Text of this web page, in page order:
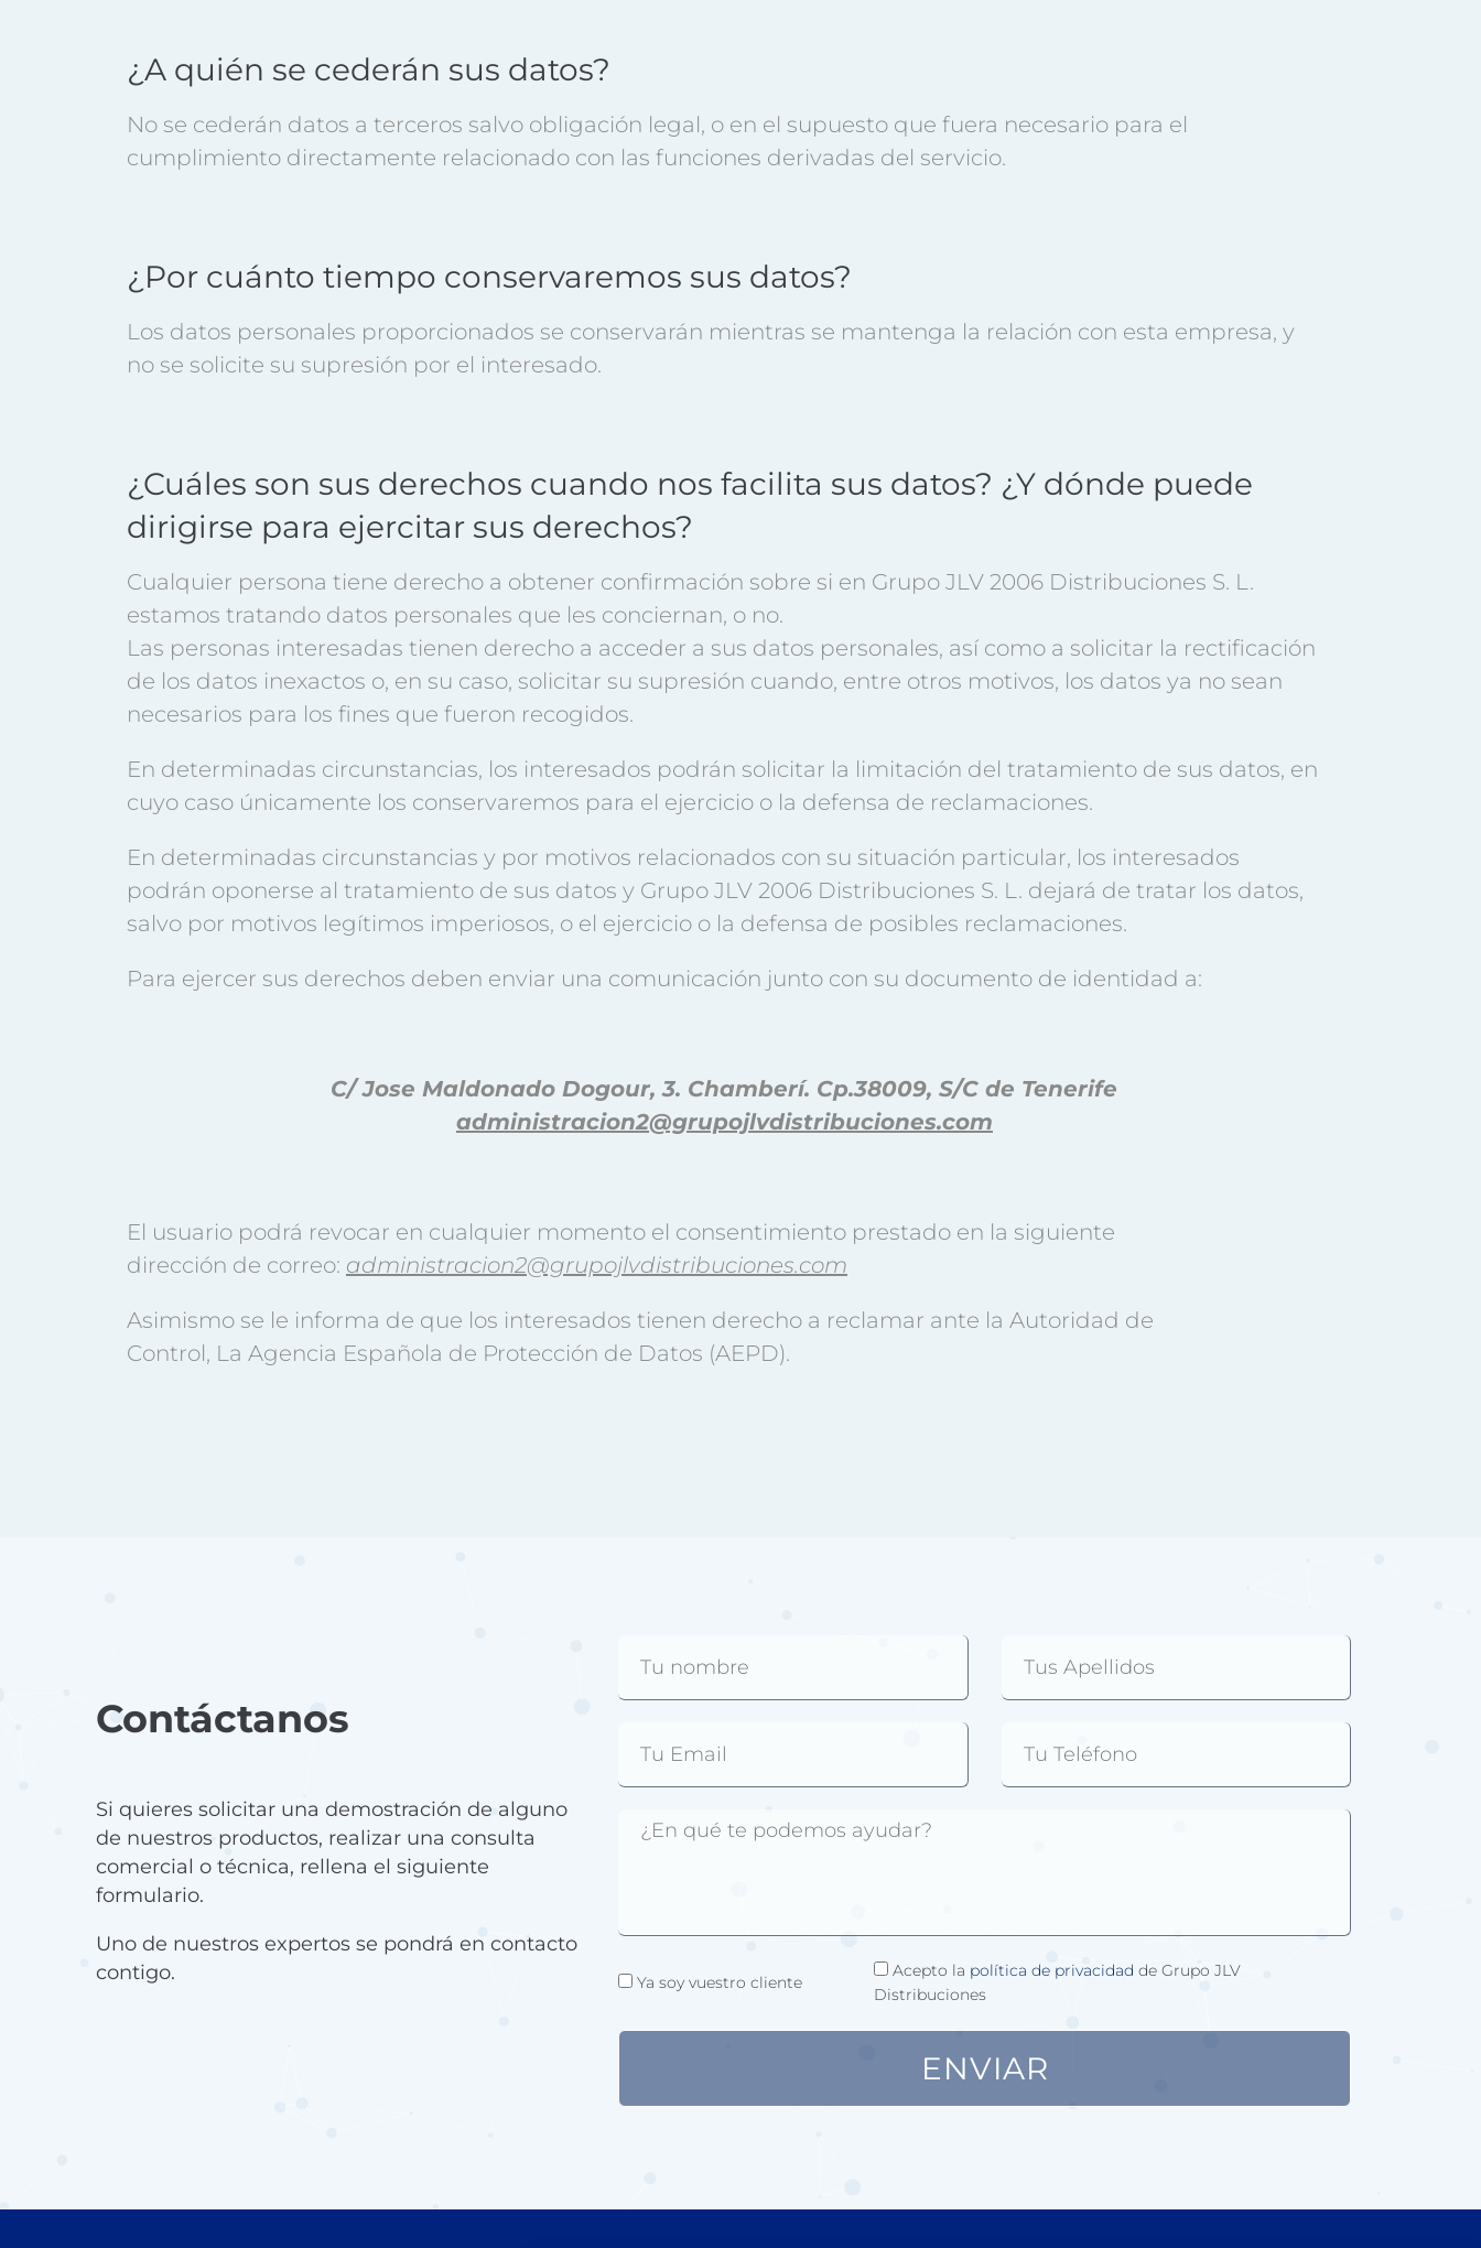
¿A quién se cederán sus datos?
No se cederán datos a terceros salvo obligación legal, o en el supuesto que fuera necesario para el
cumplimiento directamente relacionado con las funciones derivadas del servicio.
¿Por cuánto tiempo conservaremos sus datos?
Los datos personales proporcionados se conservarán mientras se mantenga la relación con esta empresa, y
no se solicite su supresión por el interesado.
¿Cuáles son sus derechos cuando nos facilita sus datos? ¿Y dónde puede
dirigirse para ejercitar sus derechos?
Cualquier persona tiene derecho a obtener confirmación sobre si en Grupo JLV 2006 Distribuciones S. L.
estamos tratando datos personales que les conciernan, o no.
Las personas interesadas tienen derecho a acceder a sus datos personales, así como a solicitar la rectificación
de los datos inexactos o, en su caso, solicitar su supresión cuando, entre otros motivos, los datos ya no sean
necesarios para los fines que fueron recogidos.
En determinadas circunstancias, los interesados podrán solicitar la limitación del tratamiento de sus datos, en
cuyo caso únicamente los conservaremos para el ejercicio o la defensa de reclamaciones.
En determinadas circunstancias y por motivos relacionados con su situación particular, los interesados
podrán oponerse al tratamiento de sus datos y Grupo JLV 2006 Distribuciones S. L. dejará de tratar los datos,
salvo por motivos legítimos imperiosos, o el ejercicio o la defensa de posibles reclamaciones.
Para ejercer sus derechos deben enviar una comunicación junto con su documento de identidad a:
C/ Jose Maldonado Dogour, 3. Chamberí. Cp.38009, S/C de Tenerife
administracion2@grupojlvdistribuciones.com
El usuario podrá revocar en cualquier momento el consentimiento prestado en la siguiente
dirección de correo: administracion2@grupojlvdistribuciones.com
Asimismo se le informa de que los interesados tienen derecho a reclamar ante la Autoridad de
Control, La Agencia Española de Protección de Datos (AEPD).
Contáctanos
Si quieres solicitar una demostración de alguno
de nuestros productos, realizar una consulta
comercial o técnica, rellena el siguiente
formulario.
Uno de nuestros expertos se pondrá en contacto
contigo.
Ya soy vuestro cliente
Acepto la política de privacidad de Grupo JLV
Distribuciones
ENVIAR